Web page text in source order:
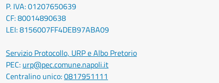
P. IVA: 01207650639
CF: 80014890638
LEI: 8156007FF4DEB97ABA09
Servizio Protocollo, URP e Albo Pretorio
PEC: urp@pec.comune.napoli.it
Centralino unico:0817951111